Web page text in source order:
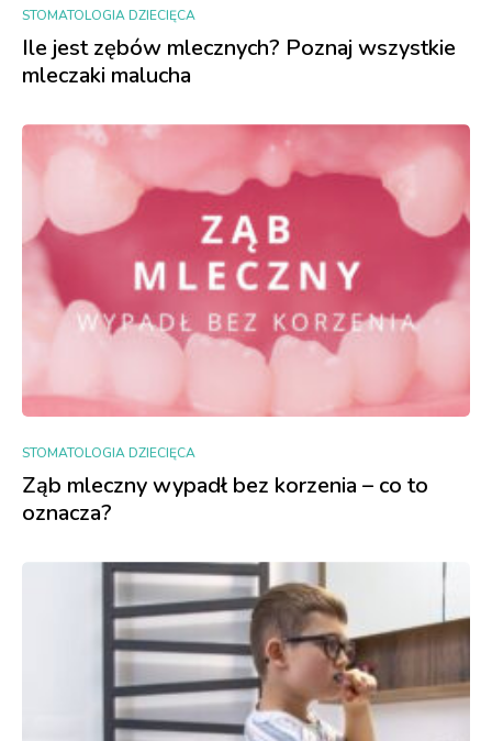
STOMATOLOGIA DZIECIĘCA
Ile jest zębów mlecznych? Poznaj wszystkie
mleczaki malucha
STOMATOLOGIA DZIECIĘCA
Ząb mleczny wypadł bez korzenia – co to
oznacza?